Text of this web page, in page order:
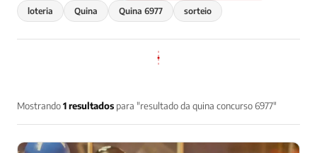
loteria Quina Quina 6977 sorteio
Mostrando1 resultados para "resultado da quina concurso 6977"